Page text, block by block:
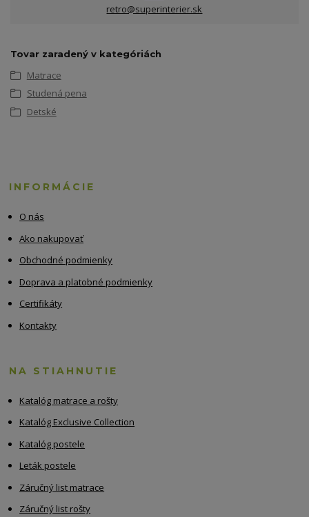
retro@superinterier.sk
Tovar zaradený v kategóriách
Matrace
Studená pena
Detské
INFORMÁCIE
O nás
Ako nakupovať
Obchodné podmienky
Doprava a platobné podmienky
Certifikáty
Kontakty
NA STIAHNUTIE
Katalóg matrace a rošty
Katalóg Exclusive Collection
Katalóg postele
Leták postele
Záručný list matrace
Záručný list rošty